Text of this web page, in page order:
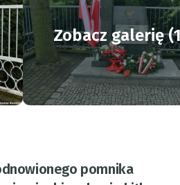
Zobacz galerię
pomnika